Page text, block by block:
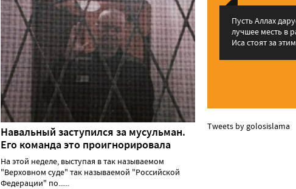
Навальный заступился за мусульман.
Его команда это проигнорировала
На этой неделе, выступая в так называемом
"Верховном суде" так называемой "Российской
Федерации" по......
Пусть Аллах
лучшее месть в
Иса стоят за
Tweets by golosislama